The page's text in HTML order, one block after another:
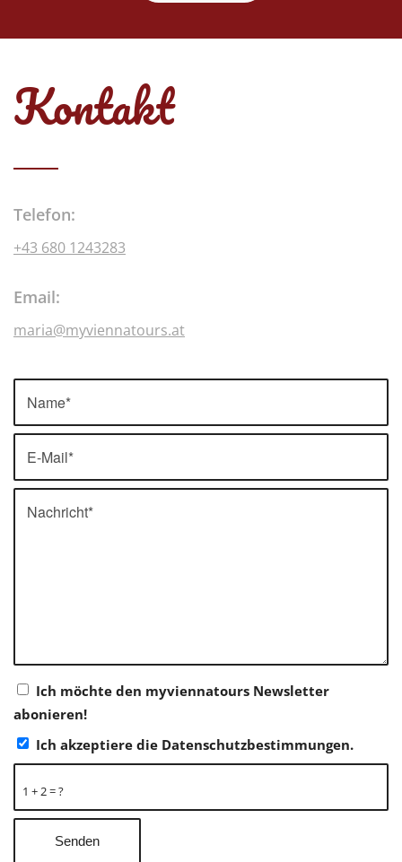
Kontakt
Telefon:
+43 680 1243283
Email:
maria@myviennatours.at
Ich möchte den myviennatours Newsletter
abonieren!
Ich akzeptiere die Datenschutzbestimmungen.
1 + 2 = ?